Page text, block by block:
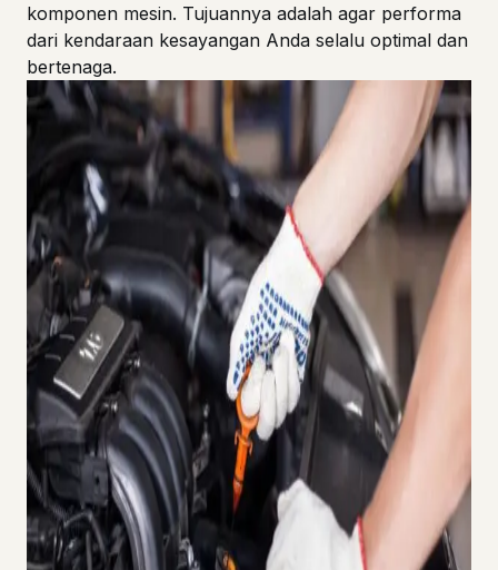
komponen mesin. Tujuannya adalah agar performa
dari kendaraan kesayangan Anda selalu optimal dan
bertenaga.